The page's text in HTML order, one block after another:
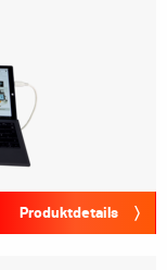
Produktdetails